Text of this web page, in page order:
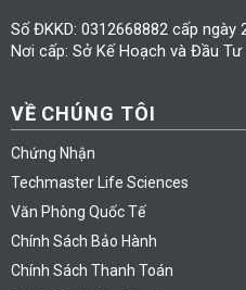
Số ĐKKD: 0312668882 cấp ngày
Nơi cấp: Sở Kế Hoạch và Đầu Tư
VỀ CHÚNG TÔI
Chứng Nhận
Techmaster Life Sciences
Văn Phòng Quốc Tế
Chính Sách Bảo Hành
Chính Sách Thanh Toán